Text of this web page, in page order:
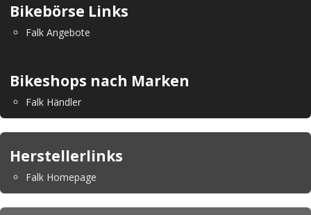
Bikebörse Links
Falk Angebote
Bikeshops nach Marken
Falk Händler
Herstellerlinks
Falk Homepage